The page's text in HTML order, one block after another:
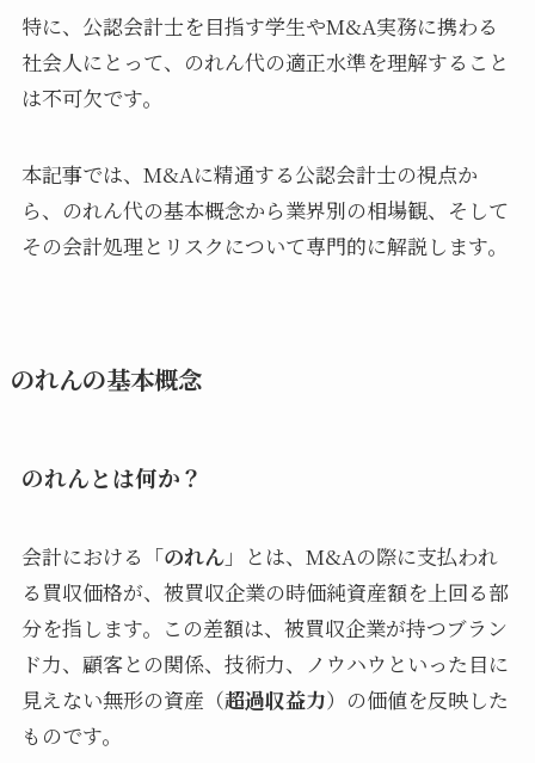
特に、公認会計士を目指す学生やM&A実務に携わる
社会人にとって、のれん代の適正水準を理解すること
は不可欠です。
本記事では、M&Aに精通する公認会計士の視点か
ら、のれん代の基本概念から業界別の相場観、そして
その会計処理とリスクについて専門的に解説します。
のれんの基本概念
のれんとは何か？
会計における「のれん」とは、M&Aの際に支払われ
る買収価格が、被買収企業の時価純資産額を上回る部
分を指します。この差額は、被買収企業が持つブラン
ド力、顧客との関係、技術力、ノウハウといった目に
見えない無形の資産（超過収益力）の価値を反映した
ものです。